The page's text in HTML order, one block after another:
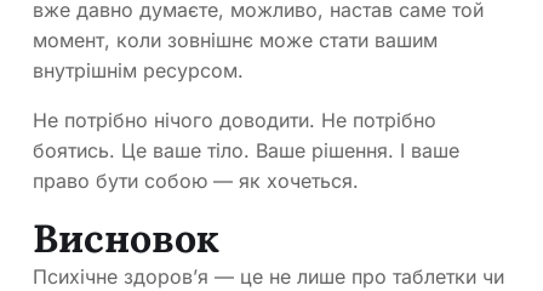
вже давно думаєте, можливо, настав саме той
момент, коли зовнішнє може стати вашим
внутрішнім ресурсом.
Не потрібно нічого доводити. Не потрібно
боятись. Це ваше тіло. Ваше рішення. І ваше
право бути собою — як хочеться.
Висновок
Психічне здоров’я — це не лише про таблетки чи